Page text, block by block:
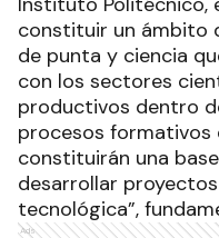
constituir un ámbito
de punta y ciencia
con los sectores
productivos dentro
procesos formativos
constituirán una
desarrollar
tecnológica”,
Ads